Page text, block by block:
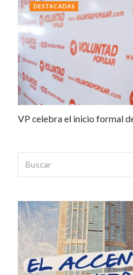
VP celebra el inicio formal
DESTACADAS